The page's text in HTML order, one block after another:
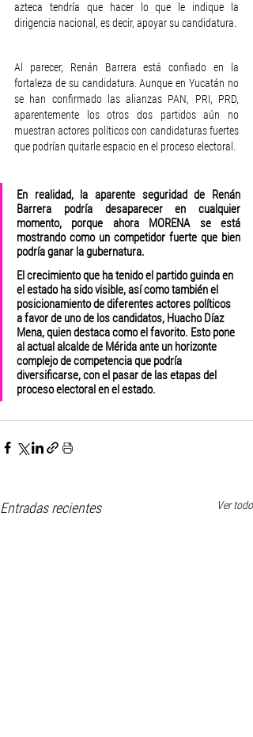
azteca tendría que hacer lo que le indique la
dirigencia nacional, es decir, apoyar su candidatura.
Al parecer, Renán Barrera está confiado en la
fortaleza de su candidatura. Aunque en Yucatán no
se han confirmado las alianzas PAN, PRI, PRD,
aparentemente los otros dos partidos aún no
muestran actores políticos con candidaturas fuertes
que podrían quitarle espacio en el proceso electoral.
En realidad, la aparente seguridad de Renán
Barrera podría desaparecer en cualquier
momento, porque ahora MORENA se está
mostrando como un competidor fuerte que bien
podría ganar la gubernatura.
El crecimiento que ha tenido el partido guinda en
el estado ha sido visible, así como también el
posicionamiento de diferentes actores políticos
a favor de uno de los candidatos, Huacho Díaz
Mena, quien destaca como el favorito. Esto pone
al actual alcalde de Mérida ante un horizonte
complejo de competencia que podría
diversificarse, con el pasar de las etapas del
proceso electoral en el estado.
Entradas recientes Ver todo